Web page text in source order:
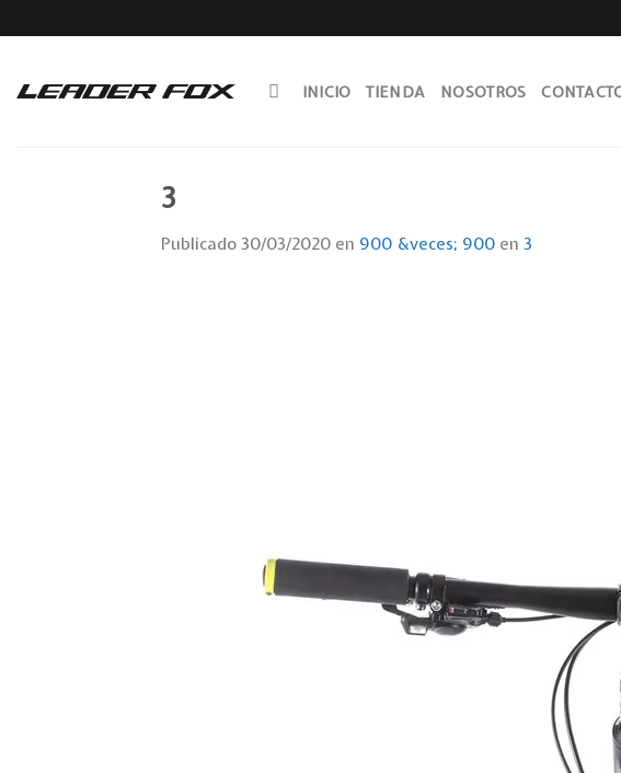
to
INICIO TIENDA NOSOTROS
3
Publicado30/03/2020 en 900 &veces; 900 en 3